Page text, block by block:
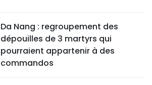
Da Nang : regroupement des
dépouilles de 3 martyrs qui
pourraient appartenir à des
commandos